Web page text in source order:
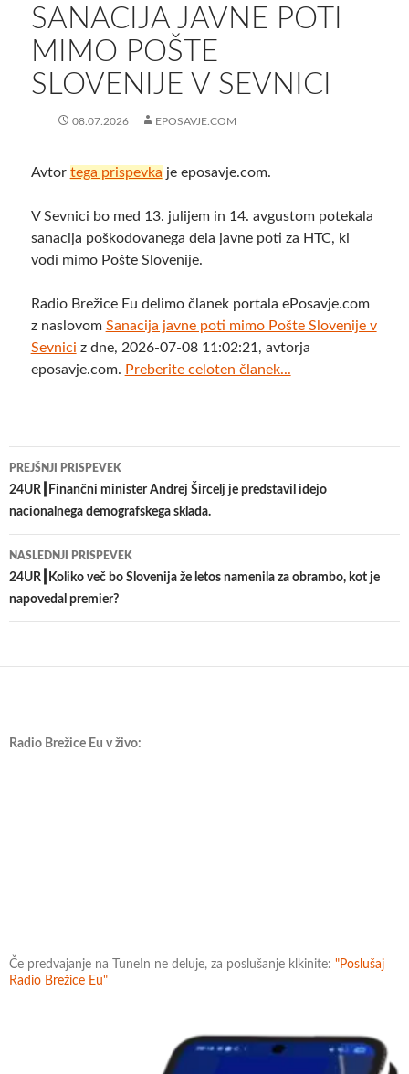
SANACIJA JAVNE POTI
MIMO POŠTE
SLOVENIJE V SEVNICI
08.07.2026 EPOSAVJE.COM
Avtor tega prispevka je eposavje.com.
V Sevnici bo med 13. julijem in 14. avgustom potekala
sanacija poškodovanega dela javne poti za HTC, ki
vodi mimo Pošte Slovenije.
Radio Brežice Eu delimo članek portala ePosavje.com
z naslovom Sanacija javne poti mimo Pošte Slovenije v
Sevnici z dne, 2026-07-08 11:02:21, avtorja
eposavje.com. Preberite celoten članek...
Krmarjenje
po
prispevkih
PREJŠNJI PRISPEVEK
24UR┃Finančni minister Andrej Šircelj je predstavil idejo
nacionalnega demografskega sklada.
NASLEDNJI PRISPEVEK
24UR┃Koliko več bo Slovenija že letos namenila za obrambo, kot je
napovedal premier?
Radio Brežice Eu v živo:
Če predvajanje na TuneIn ne deluje, za poslušanje klkinite: "Poslušaj
Radio Brežice Eu"